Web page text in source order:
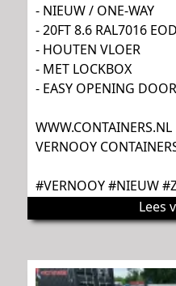
- NIEUW / ONE-WAY
- 20FT 8.6 RAL7016 EOD
- HOUTEN VLOER
- MET LOCKBOX
- EASY OPENING DOOR
WWW.CONTAINERS.NL
VERNOOY
#VERNOOY #NIEUW
Lees